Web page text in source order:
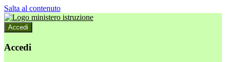
Salta al contenuto
Accedi
Accedi